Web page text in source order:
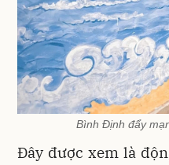
Bình Định đẩy
Đây được xem là